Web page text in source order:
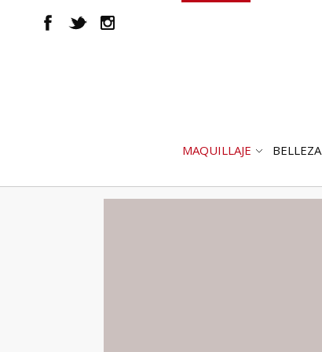
ABRIR
MAQUILLAJE BELLEZA